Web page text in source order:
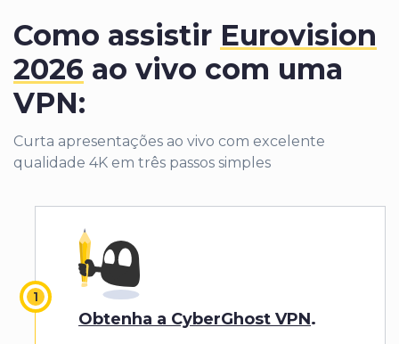
Como assistir Eurovision
2026 ao vivo com uma
VPN:
Curta apresentações ao vivo com excelente
qualidade 4K em três passos simples
Obtenha a CyberGhost VPN.